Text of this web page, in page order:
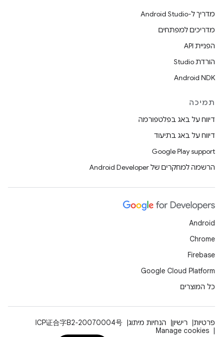
מדריך ל-Android Studio
מדריכים למפתחים
הפניית API
הורדת Studio
Android NDK
תמיכה
דיווח על באג בפלטפורמה
דיווח על באג בתיעוד
Google Play support
הרשמה למחקרים של Android Developer
Android
Chrome
Firebase
Google Cloud Platform
כל המוצרים
פרטיות רישיון הנחיות מיתוג
ICP证合字B2-20070004号
Manage cookies